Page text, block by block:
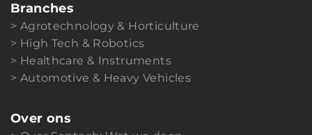
Branches
Agrotechnology & Horticulture
High Tech & Robotics
Healthcare & Instruments
Automotive & Heavy Vehicles
Over ons